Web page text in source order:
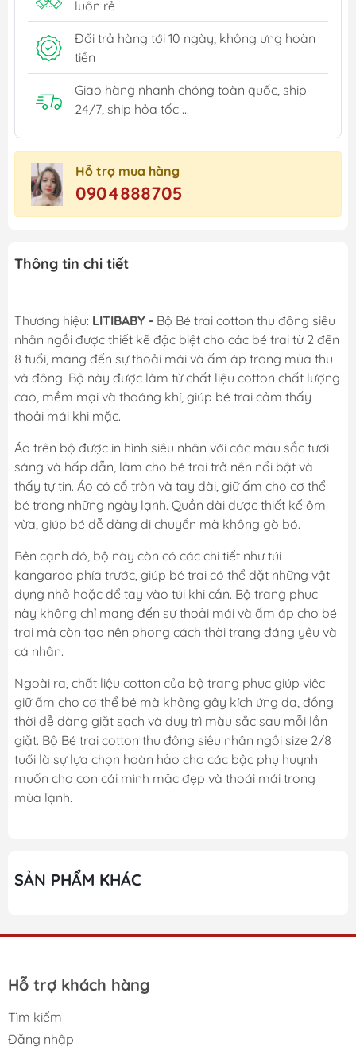
luôn rẻ
Đổi trả hàng tới 10 ngày, không ưng hoàn
tiền
Giao hàng nhanh chóng toàn quốc, ship
24/7, ship hỏa tốc ...
Hỗ trợ mua hàng
0904888705
Thông tin chi tiết
Thương hiệu: LITIBABY - Bộ Bé trai cotton thu đông siêu
nhân ngồi được thiết kế đặc biệt cho các bé trai từ 2 đến
8 tuổi, mang đến sự thoải mái và ấm áp trong mùa thu
và đông. Bộ này được làm từ chất liệu cotton chất lượng
cao, mềm mại và thoáng khí, giúp bé trai cảm thấy
thoải mái khi mặc.
Áo trên bộ được in hình siêu nhân với các màu sắc tươi
sáng và hấp dẫn, làm cho bé trai trở nên nổi bật và
thấy tự tin. Áo có cổ tròn và tay dài, giữ ấm cho cơ thể
bé trong những ngày lạnh. Quần dài được thiết kế ôm
vừa, giúp bé dễ dàng di chuyển mà không gò bó.
Bên cạnh đó, bộ này còn có các chi tiết như túi
kangaroo phía trước, giúp bé trai có thể đặt những vật
dụng nhỏ hoặc để tay vào túi khi cần. Bộ trang phục
này không chỉ mang đến sự thoải mái và ấm áp cho bé
trai mà còn tạo nên phong cách thời trang đáng yêu và
cá nhân.
Ngoài ra, chất liệu cotton của bộ trang phục giúp việc
giữ ấm cho cơ thể bé mà không gây kích ứng da, đồng
thời dễ dàng giặt sạch và duy trì màu sắc sau mỗi lần
giặt. Bộ Bé trai cotton thu đông siêu nhân ngồi size 2/8
tuổi là sự lựa chọn hoàn hảo cho các bậc phụ huynh
muốn cho con cái mình mặc đẹp và thoải mái trong
mùa lạnh.
SẢN PHẨM KHÁC
Hỗ trợ khách hàng
Tìm kiếm
Đăng nhập